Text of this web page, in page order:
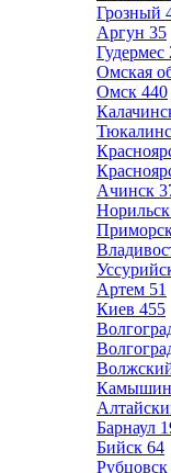
Грозный
Аргун 35
Гудермес
Омская
Омск 440
Ачинск
Норильск
Артем 51
Киев 455
Камышин
Барнаул
Бийск 64
Рубцовск